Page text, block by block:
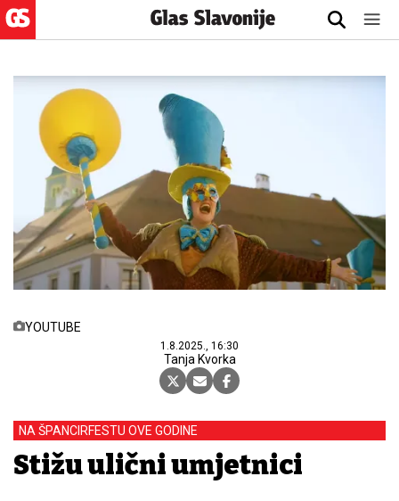
YOUTUBE
1.8.2025., 16:30
Tanja Kvorka
NA ŠPANCIRFESTU OVE GODINE
Stižu ulični umjetnici